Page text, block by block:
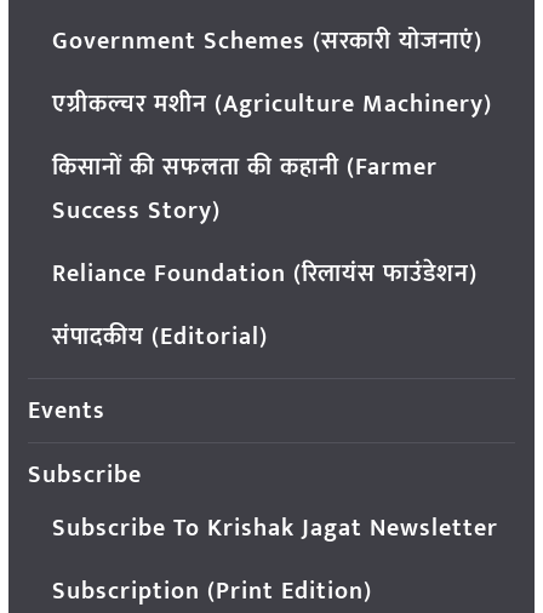
Government Schemes (सरकारी योजनाएं)
एग्रीकल्चर मशीन (Agriculture Machinery)
किसानों की सफलता की कहानी (Farmer
Success Story)
Reliance Foundation (रिलायंस फाउंडेशन)
संपादकीय (Editorial)
Events
Subscribe
Subscribe To Krishak Jagat Newsletter
Subscription (Print Edition)